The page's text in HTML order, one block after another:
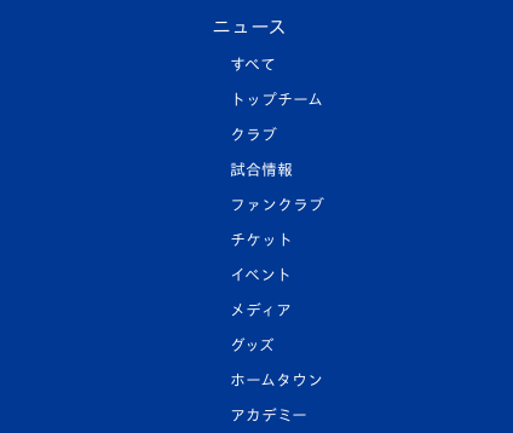
ニュース
すべて
トップチーム
クラブ
試合情報
ファンクラブ
チケット
イベント
メディア
グッズ
ホームタウン
アカデミー